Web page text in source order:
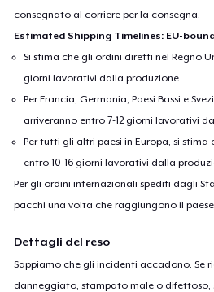
consegnato al corriere per la consegna.
Estimated Shipping Timelines: EU-
Si stima che gli ordini diretti nel Regno
giorni lavorativi dalla produzione.
Per Francia, Germania, Paesi Bassi e
arriveranno entro 7-12 giorni lavorativi
Per tutti gli altri paesi in Europa, si
entro 10-16 giorni lavorativi dalla
Per gli ordini internazionali spediti dagli
pacchi una volta che raggiungono il
Dettagli del reso
Sappiamo che gli incidenti accadono. Se
danneggiato, stampato male o difettoso,